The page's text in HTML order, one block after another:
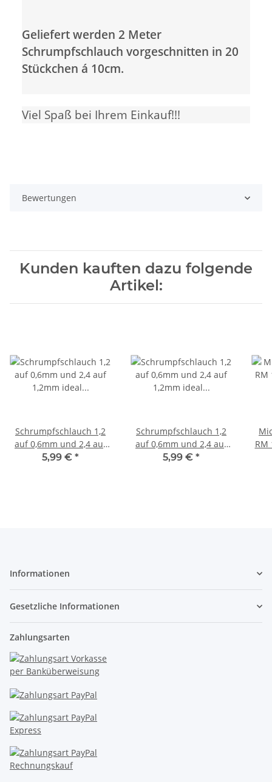
Geliefert werden 2 Meter
Schrumpfschlauch vorgeschnitten in 20
Stückchen á 10cm.
Viel Spaß bei Ihrem Einkauf!!!
Bewertungen
Kunden kauften dazu folgende
Artikel:
Schrumpfschlauch 1,2
auf 0,6mm und 2,4 auf
1,2mm ideal für Litze
5,99 € *
Schrumpfschlauch 1,2
auf 0,6mm und 2,4 auf
1,2mm ideal für Litze
5,99 € *
RM
Informationen
Gesetzliche Informationen
Zahlungsarten